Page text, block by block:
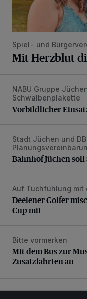
Spiel- und
Mit Herzblut
Vorbildlicher
NABU Gruppe
Schwalbenplakette
Vorbildlicher
Bahnhof Jüchen
Stadt Jüchen und
Bahnhof Jüchen
Deelener Golfer
Auf Tuchfühlung mit
Deelener Golfer
Cup mit
Mit dem Bus zur
Bitte vormerken
Mit dem Bus zur
Zusatzfahrten an